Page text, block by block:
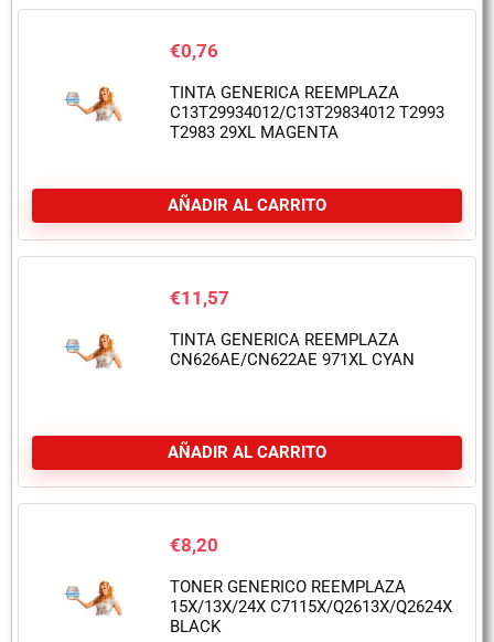
€0,76
TINTA GENERICA REEMPLAZA
C13T29934012/C13T29834012 T2993
T2983 29XL MAGENTA
AÑADIR AL CARRITO
€11,57
TINTA GENERICA REEMPLAZA
CN626AE/CN622AE 971XL CYAN
AÑADIR AL CARRITO
€8,20
TONER GENERICO REEMPLAZA
15X/13X/24X C7115X/Q2613X/Q2624X
BLACK